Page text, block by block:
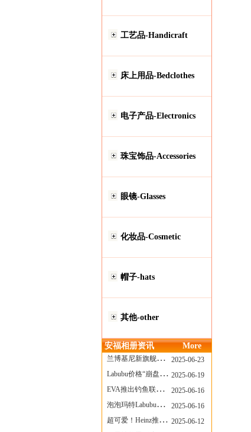
工艺品-Handicraft
床上用品-Bedclothes
电子产品-Electronics
珠宝饰品-Accessories
眼镜-Glasses
化妆品-Cosmetic
帽子-hats
其他-other
安福相册资讯 More
兰博基尼新旗舰曝光？这台顶级超跑或将在8月登场
2025-06-23
Labubu价格“崩盘”？618当日泡泡玛特预售补货量超200W！
2025-06-19
EVA推出钓鱼联名套装，初号机也能当“假饵”？
2025-06-16
泡泡玛特Labubu新品发售上演“拳王争霸”......
2025-06-16
超可爱！Heinz推出星之卡比合作款番茄酱！
2025-06-12